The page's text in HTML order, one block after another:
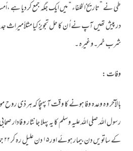
طی نے ”تاریخ الخلفاء “ میں ایک جگہ جمع کر دیا ہے
در پیش تھیں آپ نے اُ ن کا حل تجویز کیا مثلاََمیراث
شرب خمر۔وغیرہ ۔
وفات :
بالآخر وہ وعدہ وفا ہونے کا وقت آ پہنچا کہ ہر ذی روح